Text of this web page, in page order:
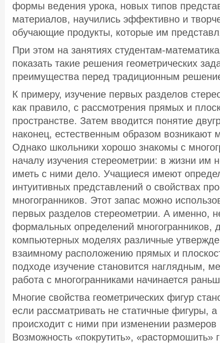
формы ведения урока, новых типов
материалов, научились эффективно и
обучающие продукты, которые им
При этом на занятиях студентам-
показать такие решения геометрических
преимущества перед традиционным
К примеру, изучение первых разделов
как правило, с рассмотрения прямых и
пространстве. Затем вводится понятие
наконец, естественным образом возникают
Однако школьники хорошо знакомы с
началу изучения стереометрии: в жизни им
иметь с ними дело. Учащиеся имеют
интуитивных представлений о свойствах
многогранников. Этот запас можно
первых разделов стереометрии. А именно,
формальных определений многогранников,
компьютерных моделях различные
взаимному расположению прямых и
подходе изучение становится наглядным,
работа с многогранниками начинается
Многие свойства геометрических фигур
если рассматривать не статичные фигуры,
происходит с ними при изменении
Возможность «покрутить», «растормошить»